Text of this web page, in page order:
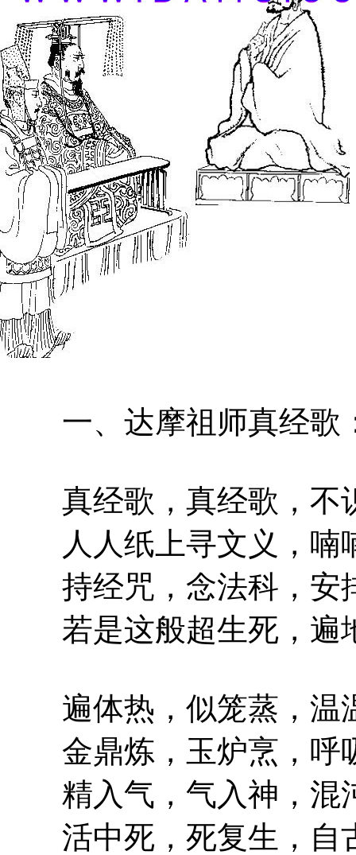
一、达摩祖师真经歌
真经歌，真经歌，不
人人纸上寻文义，喃
持经咒，念法科，安
若是这般超生死，遍
遍体热，似笼蒸，温
金鼎炼，玉炉烹，呼
精入气，气入神，混
活中死，死复生，自